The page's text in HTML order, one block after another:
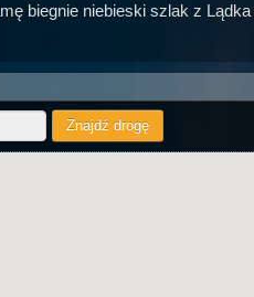
biegnie niebieski szlak z